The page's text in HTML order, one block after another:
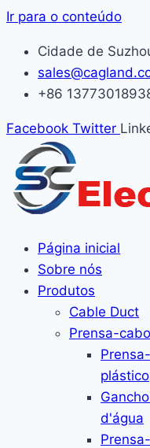
Ir para o conteúdo
Cidade de
+86
Facebook Twitter
Página inicial
Sobre nós
Produtos
Cable Duct
Prensa-cabo
plástico
d'água